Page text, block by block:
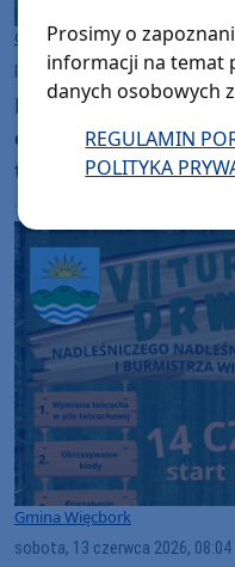
Gmina Więcbork
poniedziałek, 15 czerwca 2026,
Buczkowiaki z
okazali się najlepsi
turnieju drwali w
Gmina Więcbork
sobota, 13 czerwca 2026, 08:04
Prosimy o
informacji na temat
danych osobowych
REGULAMIN
POLITYKA